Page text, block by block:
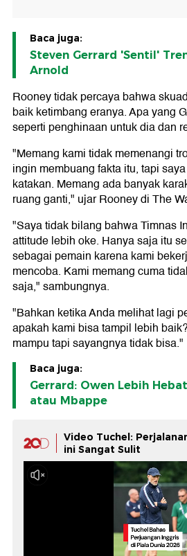
Baca juga:
Steven Gerrard 'Sentil'
Arnold
Rooney tidak percaya bahwa
baik ketimbang eranya. Apa yang
seperti penghinaan untuk dia dan
"Memang kami tidak memenangi
ingin membuang fakta itu, tapi
katakan. Memang ada banyak
ruang ganti," ujar Rooney di The
"Saya tidak bilang bahwa Timnas
attitude lebih oke. Hanya saja itu
sebagai pemain karena kami
mencoba. Kami memang cuma
saja," sambungnya.
"Bahkan ketika Anda melihat lagi
apakah kami bisa tampil lebih
mampu tapi sayangnya tidak bisa."
Baca juga:
Gerrard: Owen Lebih
atau Mbappe
Video Tuchel:
ini Sangat Sulit